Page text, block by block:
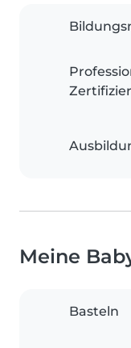
Meine
Basteln